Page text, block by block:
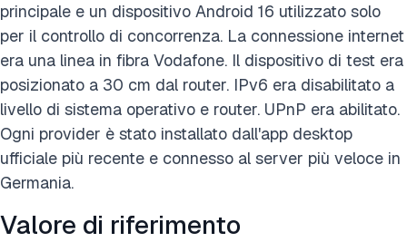
principale e un dispositivo Android 16 utilizzato solo
per il controllo di concorrenza. La connessione internet
era una linea in fibra Vodafone. Il dispositivo di test era
posizionato a 30 cm dal router. IPv6 era disabilitato a
livello di sistema operativo e router. UPnP era abilitato.
Ogni provider è stato installato dall'app desktop
ufficiale più recente e connesso al server più veloce in
Germania.
Valore di riferimento